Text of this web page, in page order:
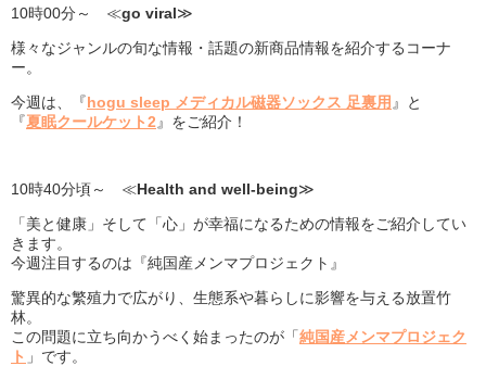
10時00分～ ≪go viral≫
様々なジャンルの旬な情報・話題の新商品情報を紹介するコーナ
ー。
今週は、『hogu sleep メディカル磁器ソックス 足裏用 』と
『夏眠クールケット2 』をご紹介！
10時40分頃～ ≪Health and well-being≫
「美と健康」そして「心」が幸福になるための情報をご紹介してい
きます。
今週注目するのは『純国産メンマプロジェクト』
驚異的な繁殖力で広がり、生態系や暮らしに影響を与える放置竹
林。
この問題に立ち向かうべく始まったのが「純国産メンマプロジェク
ト 」です。